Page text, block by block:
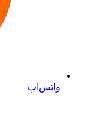
واتس‌اپ